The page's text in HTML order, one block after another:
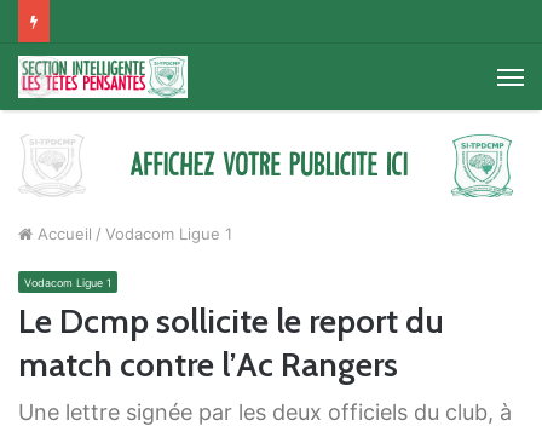
Accueil / Vodacom Ligue 1
Vodacom Ligue 1
Le Dcmp sollicite le report du
match contre l’Ac Rangers
Une lettre signée par les deux officiels du club, à